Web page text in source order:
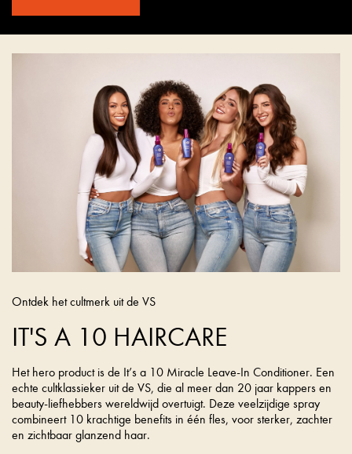
Ontdek het cultmerk uit de VS
IT'S A 10 HAIRCARE
Het hero product is de It’s a 10 Miracle Leave-In Conditioner. Een
echte cultklassieker uit de VS, die al meer dan 20 jaar kappers en
beauty-liefhebbers wereldwijd overtuigt. Deze veelzijdige spray
combineert 10 krachtige benefits in één fles, voor sterker, zachter
en zichtbaar glanzend haar.